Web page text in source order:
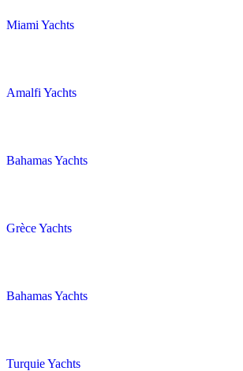
Miami Yachts
Amalfi Yachts
Bahamas Yachts
Grèce Yachts
Bahamas Yachts
Turquie Yachts